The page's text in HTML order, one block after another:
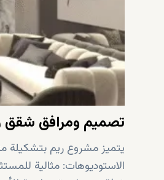
مشروع استثماري ذكي - رائع
الاستدامة - يتم تسليط
وسائل راحة حصرية - تعزيز
تصميم ومرافق شقق
يتميز مشروع ريم بتشكيلة
الاستوديوهات: مثالية